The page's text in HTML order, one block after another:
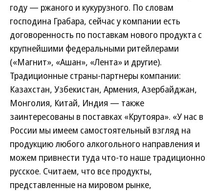
году — ржаного и кукурузного. По словам
господина Грабара, сейчас у компании есть
договоренность по поставкам нового продукта с
крупнейшими федеральными ритейлерами
(«Магнит», «Ашан», «Лента» и другие).
Традиционные страны-партнеры компании:
Казахстан, Узбекистан, Армения, Азербайджан,
Монголия, Китай, Индия — также
заинтересованы в поставках «Крутояра». «У нас в
России мы имеем самостоятельный взгляд на
продукцию любого алкогольного направления и
можем привнести туда что-то наше традиционно
русское. Считаем, что все продукты,
представленные на мировом рынке,